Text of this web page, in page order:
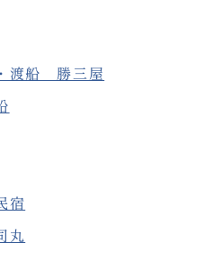
渡船 勝三屋
宿
丸